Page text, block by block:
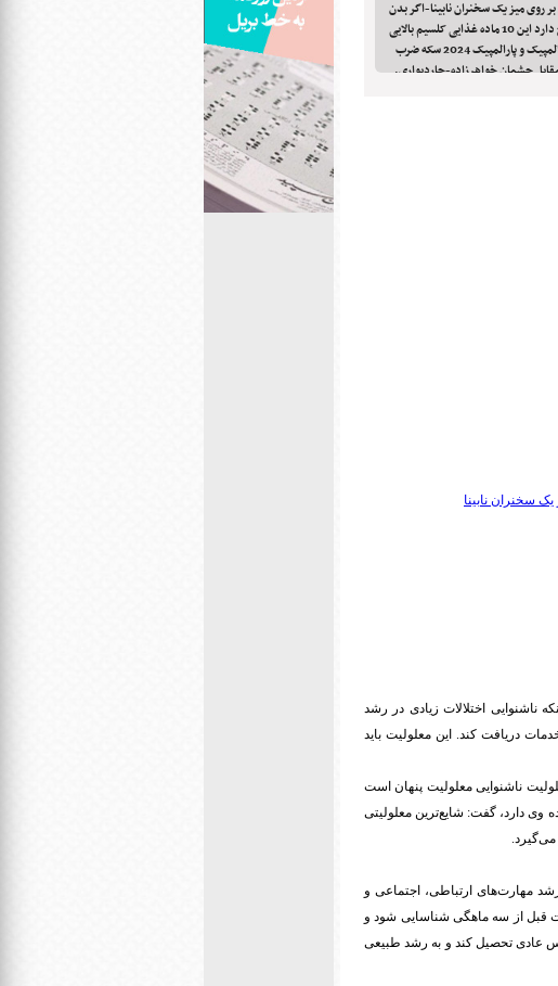
روی میز یک سخنران نابینا-اگر بدن
شما به کلسیم بیشتری احتیاج دارد این 10 ماده غذایی کلسیم بالایی
دارند-فرانسه برای بازی های المپیک و پارالمپیک 2024 سکه ضرب
چشمان خواهرزاده-چاردیواری.
سخنران نابینا
ناشنوایی اختلالات زیادی در رشد
دریافت کند. این معلولیت باید
ناشنوایی معلولیت پنهان است
وی دارد، گفت: شایع‌ترین معلولیتی
می‌گیرد.
رشد مهارت‌های ارتباطی، اجتماعی و
قبل از سه ماهگی شناسایی شود و
عادی تحصیل کند و به رشد طبیعی